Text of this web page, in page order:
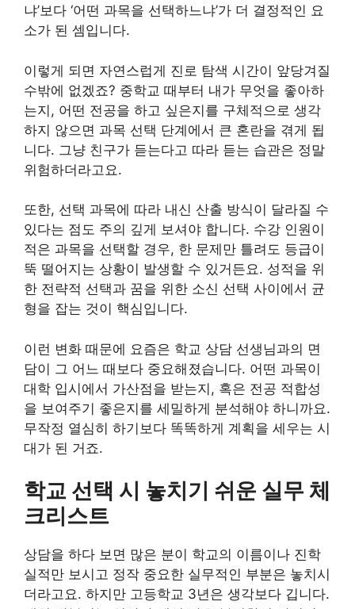
냐’보다 ‘어떤 과목을 선택하느냐’가 더 결정적인 요
소가 된 셈입니다.
이렇게 되면 자연스럽게 진로 탐색 시간이 앞당겨질
수밖에 없겠죠? 중학교 때부터 내가 무엇을 좋아하
는지, 어떤 전공을 하고 싶은지를 구체적으로 생각
하지 않으면 과목 선택 단계에서 큰 혼란을 겪게 됩
니다. 그냥 친구가 듣는다고 따라 듣는 습관은 정말
위험하더라고요.
또한, 선택 과목에 따라 내신 산출 방식이 달라질 수
있다는 점도 주의 깊게 보셔야 합니다. 수강 인원이
적은 과목을 선택할 경우, 한 문제만 틀려도 등급이
뚝 떨어지는 상황이 발생할 수 있거든요. 성적을 위
한 전략적 선택과 꿈을 위한 소신 선택 사이에서 균
형을 잡는 것이 핵심입니다.
이런 변화 때문에 요즘은 학교 상담 선생님과의 면
담이 그 어느 때보다 중요해졌습니다. 어떤 과목이
대학 입시에서 가산점을 받는지, 혹은 전공 적합성
을 보여주기 좋은지를 세밀하게 분석해야 하니까요.
무작정 열심히 하기보다 똑똑하게 계획을 세우는 시
대가 된 거죠.
학교 선택 시 놓치기 쉬운 실무 체
크리스트
상담을 하다 보면 많은 분이 학교의 이름이나 진학
실적만 보시고 정작 중요한 실무적인 부분은 놓치시
더라고요. 하지만 고등학교 3년은 생각보다 깁니다.